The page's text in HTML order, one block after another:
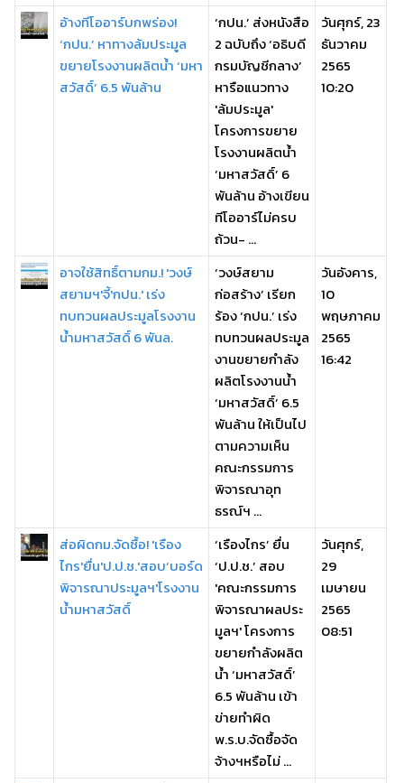
อ้างทีโออาร์บกพร่อง!
‘กปน.’ หาทางล้มประมูล
ขยายโรงงานผลิตน้ำ ‘มหา
สวัสดิ์’ 6.5 พันล้าน
‘กปน.’ ส่งหนังสือ
2 ฉบับถึง ‘อธิบดี
กรมบัญชีกลาง’
หารือแนวทาง
'ล้มประมูล'
โครงการขยาย
โรงงานผลิตน้ำ
‘มหาสวัสดิ์’ 6
พันล้าน อ้างเขียน
ทีโออาร์ไม่ครบ
ถ้วน- ...
วันศุกร์, 23
ธันวาคม
2565
10:20
อาจใช้สิทธิ์ตามกม.! 'วงษ์
สยามฯ'จี้'กปน.' เร่ง
ทบทวนผลประมูลโรงงาน
น้ำมหาสวัสดิ์ 6 พันล.
‘วงษ์สยาม
ก่อสร้าง’ เรียก
ร้อง ‘กปน.’ เร่ง
ทบทวนผลประมูล
งานขยายกำลัง
ผลิตโรงงานน้ำ
‘มหาสวัสดิ์’ 6.5
พันล้าน ให้เป็นไป
ตามความเห็น
คณะกรรมการ
พิจารณาอุท
ธรณ์ฯ ...
วันอังคาร,
10
พฤษภาคม
2565
16:42
ส่อผิดกม.จัดซื้อ! 'เรือง
ไกร'ยื่น'ป.ป.ช.'สอบ‘บอร์ด
พิจารณาประมูลฯ'โรงงาน
น้ำมหาสวัสดิ์
‘เรืองไกร’ ยื่น
‘ป.ป.ช.’ สอบ
'คณะกรรมการ
พิจารณาผลประ
มูลฯ' โครงการ
ขยายกำลังผลิต
น้ำ ‘มหาสวัสดิ์’
6.5 พันล้าน เข้า
ข่ายทำผิด
พ.ร.บ.จัดซื้อจัด
จ้างฯหรือไม่ ...
วันศุกร์,
29
เมษายน
2565
08:51